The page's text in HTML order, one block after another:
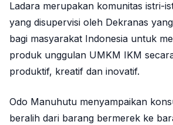
Ladara merupakan komunitas istri-
yang disupervisi oleh Dekranas
bagi masyarakat Indonesia untuk
produk unggulan UMKM IKM
produktif, kreatif dan inovatif.
Odo Manuhutu menyampaikan
beralih dari barang bermerek ke